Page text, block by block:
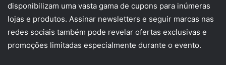
disponibilizam uma vasta gama de cupons para inúmeras
lojas e produtos. Assinar newsletters e seguir marcas nas
redes sociais também pode revelar ofertas exclusivas e
promoções limitadas especialmente durante o evento.